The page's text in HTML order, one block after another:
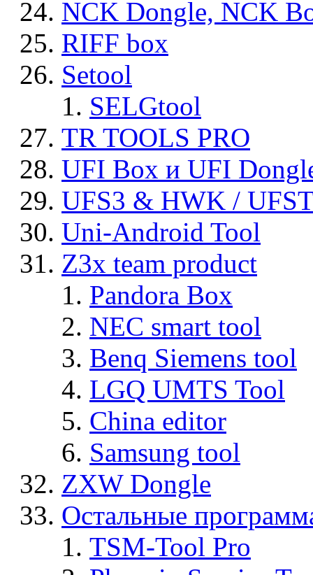
NCK Dongle, NCK
RIFF box
Setool
SELGtool
TR TOOLS PRO
UFI Box и UFI
UFS3 & HWK /
Uni-Android Tool
Z3x team product
Pandora Box
NEC smart tool
Benq Siemens tool
LGQ UMTS Tool
China editor
Samsung tool
ZXW Dongle
Остальные
TSM-Tool Pro